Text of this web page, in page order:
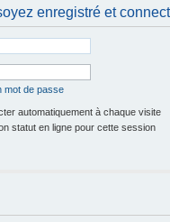
enregistré et
mot de passe
automatiquement à chaque visite
statut en ligne pour cette session